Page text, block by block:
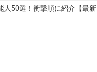
人50選！衝撃順に紹介【最新